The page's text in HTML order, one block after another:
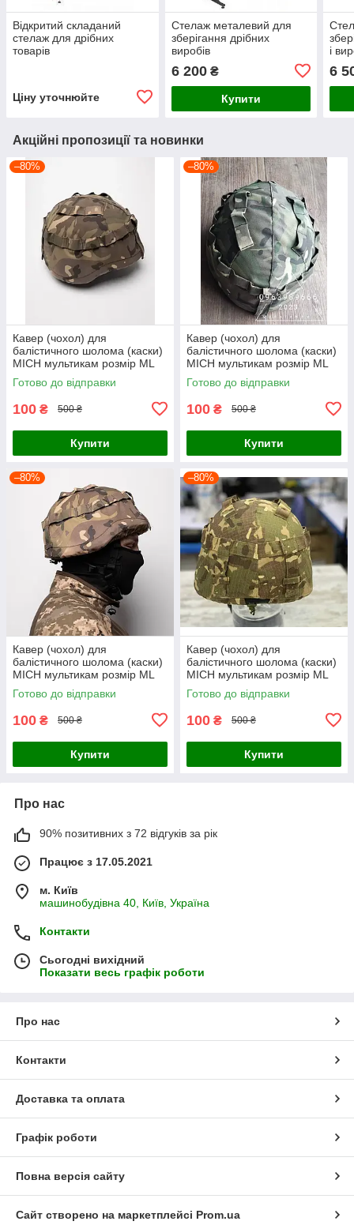
Відкритий складаний
стелаж для дрібних
товарів
Ціну уточнюйте
Стелаж металевий для
зберігання дрібних
виробів
6 200₴
Купити
і
6
Акційні пропозиції та новинки
–80%
Кавер (чохол) для
балістичного шолома (каски)
MICH мультикам розмір МL
Готово до відправки
100 ₴ 500 ₴
Купити
–80%
Кавер (чохол) для
балістичного шолома (каски)
MICH мультикам розмір МL
Готово до відправки
100 ₴ 500 ₴
Купити
–80%
Кавер (чохол) для
балістичного шолома (каски)
MICH мультикам розмір МL
Готово до відправки
100 ₴ 500 ₴
Купити
–80%
Кавер (чохол) для
балістичного шолома (каски)
MICH мультикам розмір МL
Готово до відправки
100 ₴ 500 ₴
Купити
Про нас
90% позитивних з 72 відгуків за рік
Працює з 17.05.2021
м. Київ
машинобудівна 40, Київ, Україна
Контакти
Сьогодні вихідний
Показати весь графік роботи
Про нас
Контакти
Доставка та оплата
Графік роботи
Повна версія сайту
Сайт створено на маркетплейсі Prom.ua